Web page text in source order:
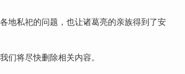
私祀的问题，也让诸葛亮的亲族得到了安
们将尽快删除相关内容。